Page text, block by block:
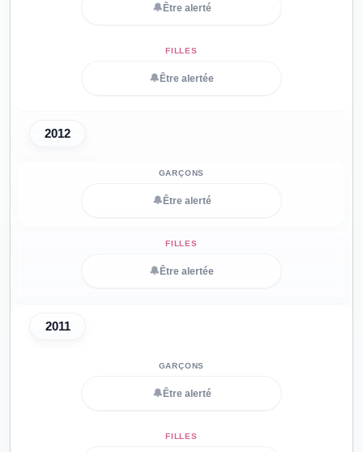
🔔 Être alerté
🔔 Être alertée
2012
🔔 Être alerté
🔔 Être alertée
2011
🔔 Être alerté